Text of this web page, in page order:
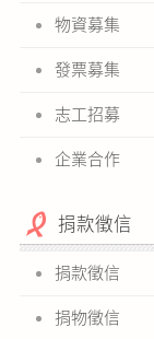
物資募集
發票募集
志工招募
企業合作
捐款徵信
捐款徵信
捐物徵信